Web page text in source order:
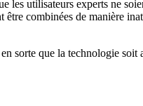
les utilisateurs experts ne
combinées de manière
sorte que la technologie soit